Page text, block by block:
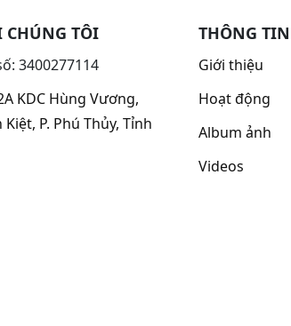
CHÚNG TÔI
3400277114
KDC Hùng Vương,
P. Phú Thủy, Tỉnh
THÔNG TIN
Giới thiệu
Hoạt động
Album ảnh
Videos